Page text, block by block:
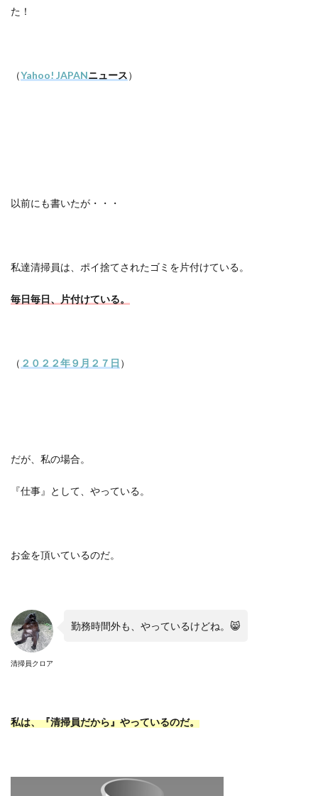
た！
（Yahoo! JAPANニュース）
以前にも書いたが・・・
私達清掃員は、ポイ捨てされたゴミを片付けている。
毎日毎日、片付けている。
（ ２０２２年９月２７日 ）
だが、私の場合。
『仕事』として、やっている。
お金を頂いているのだ。
清掃員クロア
勤務時間外も、やっているけどね。 😸
私は、『清掃員だから』やっているのだ。